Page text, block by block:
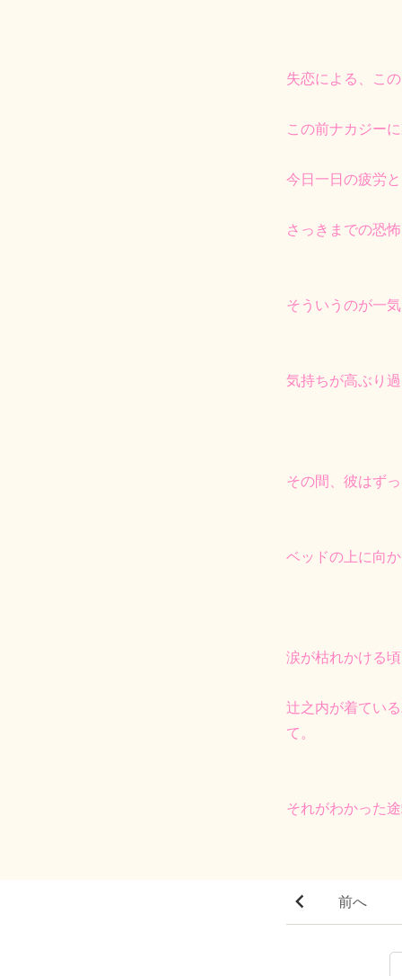
失恋による、こ
この前ナカジー
今日一日の疲労と
さっきまでの
そういうのが一
気持ちが高ぶり
その間、彼はず
ベッドの上に向
涙が枯れかける
辻之内が着てい
て。
それがわかった
前へ